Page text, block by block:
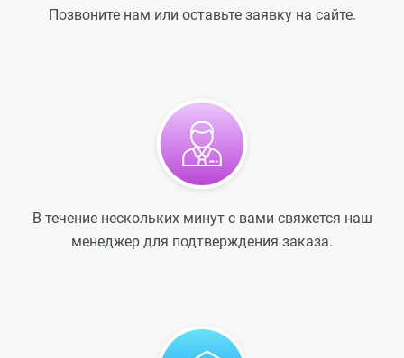
Позвоните нам или оставьте заявку на сайте.
В течение нескольких минут с вами свяжется наш
менеджер для подтверждения заказа.